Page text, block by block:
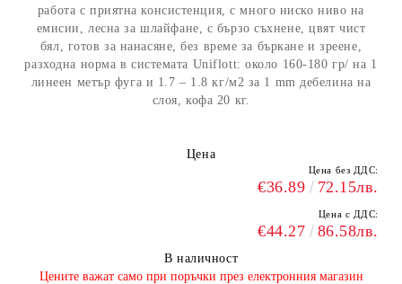
работа с приятна консистенция, с много ниско ниво на
емисии, лесна за шлайфане, с бързо съхнене, цвят чист
бял, готов за нанасяне, без време за бъркане и зреене,
разходна норма в системата Uniflott: около 160-180 гр/ на 1
линеен метър фуга и 1.7 – 1.8 кг/м2 за 1 mm дебелина на
слоя, кофа 20 кг.
Цена
Цена без ДДС:
€36.89 72.15лв.
Цена с ДДС:
€44.27 86.58лв.
В наличност
​Цените важат само при поръчки през електронния магазин